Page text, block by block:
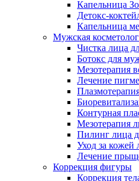
Капельница
Детокс-
Капельница
Мужская
Чистка лица
Ботокс для
Мезотерапия
Лечение
Контурная
Мезотерапия
Пилинг лица
Уход за
Лечение
Коррекция фигуры
Коррекция